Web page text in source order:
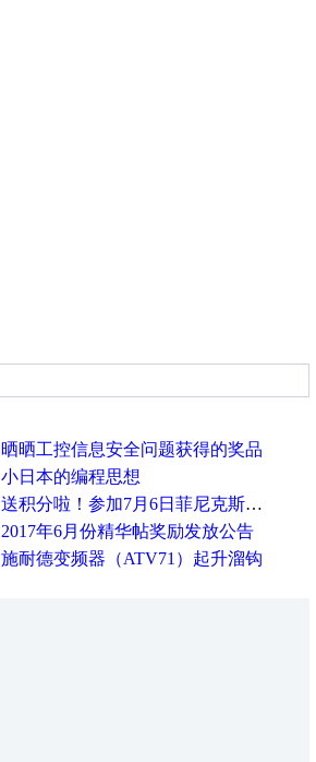
晒晒工控信息安全问题获得的奖品
小日本的编程思想
送积分啦！参加7月6日菲尼克斯在线研讨会即得
2017年6月份精华帖奖励发放公告
施耐德变频器（ATV71）起升溜钩